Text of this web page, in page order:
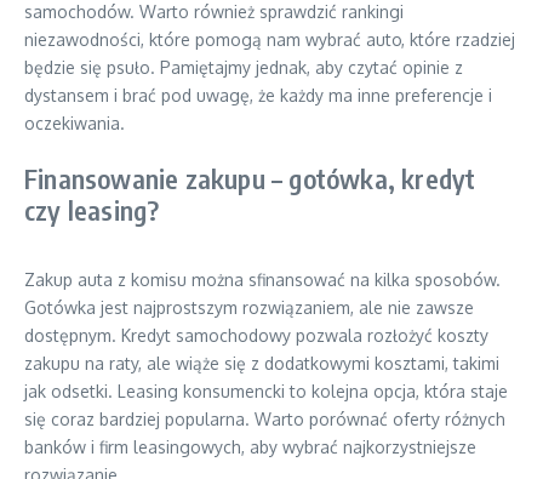
samochodów. Warto również sprawdzić rankingi
niezawodności, które pomogą nam wybrać auto, które rzadziej
będzie się psuło. Pamiętajmy jednak, aby czytać opinie z
dystansem i brać pod uwagę, że każdy ma inne preferencje i
oczekiwania.
Finansowanie zakupu – gotówka, kredyt
czy leasing?
Zakup auta z komisu można sfinansować na kilka sposobów.
Gotówka jest najprostszym rozwiązaniem, ale nie zawsze
dostępnym. Kredyt samochodowy pozwala rozłożyć koszty
zakupu na raty, ale wiąże się z dodatkowymi kosztami, takimi
jak odsetki. Leasing konsumencki to kolejna opcja, która staje
się coraz bardziej popularna. Warto porównać oferty różnych
banków i firm leasingowych, aby wybrać najkorzystniejsze
rozwiązanie.